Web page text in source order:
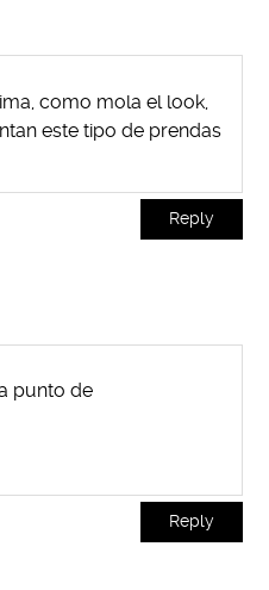
como mola el look,
este tipo de prendas
Reply
punto de
Reply